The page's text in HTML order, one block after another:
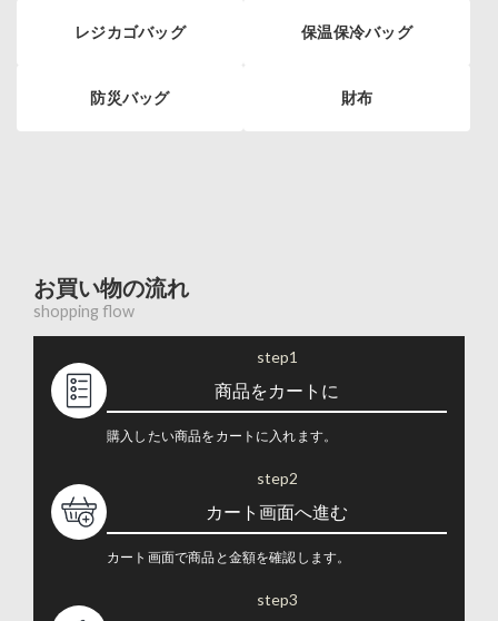
レジカゴバッグ 保温保冷バッグ
防災バッグ 財布
お買い物の流れ
shopping flow
step1
商品をカートに
購入したい商品をカートに入れます。
step2
カート画面へ進む
カート画面で商品と金額を確認します。
step3